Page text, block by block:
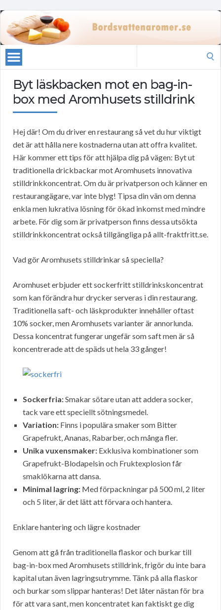
Byt läskbacken mot en bag-in-
box med Aromhusets stilldrink
Hej där! Om du driver en restaurang så vet du hur viktigt
det är att hålla nere kostnaderna utan att offra kvalitet.
Här kommer ett tips för att hjälpa dig på vägen: Byt ut
traditionella drickbackar mot Aromhusets innovativa
stilldrinkkoncentrat. Om du är privatperson och känner en
restaurangägare, var inte blyg! Tipsa din vän om denna
enkla men lukrativa lösning för ökad inkomst med mindre
arbete. För dig som är privatperson finns dessa utsökta
stilldrinkkoncentrat också tillgängliga på allt-fraktfritt.se.
Vad gör Aromhusets stilldrinkar så speciella?
Aromhuset erbjuder ett sockerfritt stilldrinkskoncentrat
som kan förändra hur drycker serveras i din restaurang.
Traditionella saft- och läskprodukter innehåller oftast
10% socker, men Aromhusets varianter är annorlunda.
Dessa koncentrat fungerar ungefär som saft men är så
koncentrerade att de späds ut hela 33 gånger!
Sockerfria:Smakar sötare utan att addera socker,
tack vare ett speciellt sötningsmedel.
Variation: Finns i populära smaker som Bitter
Grapefrukt, Ananas, Rabarber, och många fler.
Unika vuxensmaker: Exklusiva kombinationer som
Grapefrukt-Blodapelsin och Fruktexplosion får
smaklökarna att dansa.
Minimal lagring: Med förpackningar på 500 ml, 2 liter
och 5 liter, är det lätt att förvara och hantera.
Enklare hantering och lägre kostnader
Genom att gå från traditionella flaskor och burkar till
bag-in-box med Aromhusets stilldrink, frigör du inte bara
kapital utan även lagringsutrymme. Tänk på alla flaskor
och burkar som slippar hanteras! Det låter nästan för bra
för att vara sant, men koncentratet kan faktiskt ge dig